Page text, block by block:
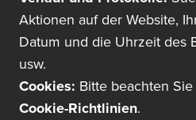
Aktionen auf der Website,
Datum und die Uhrzeit des
usw.
Cookies: Bitte beachten
Cookie-Richtlinien.